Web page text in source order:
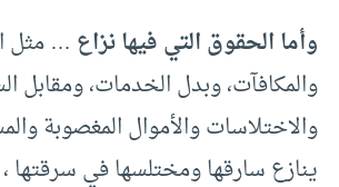
وأما الحقوق التي فيها نزاع … مثل
والمكافآت، وبدل الخدمات، ومقابل
والاختلاسات والأموال المغصوبة
ينازع سارقها ومختلسها في سرقتها